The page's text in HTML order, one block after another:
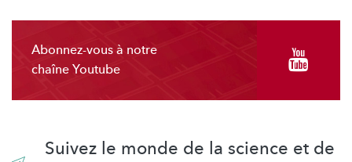
Abonnez-vous à notre
chaîne Youtube
Suivez le monde de la science et de